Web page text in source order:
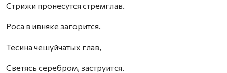
Стрижи пронесутся стремглав.
Роса в ивняке загорится.
Тесина чешуйчатых глав,
Светясь серебром, заструится.